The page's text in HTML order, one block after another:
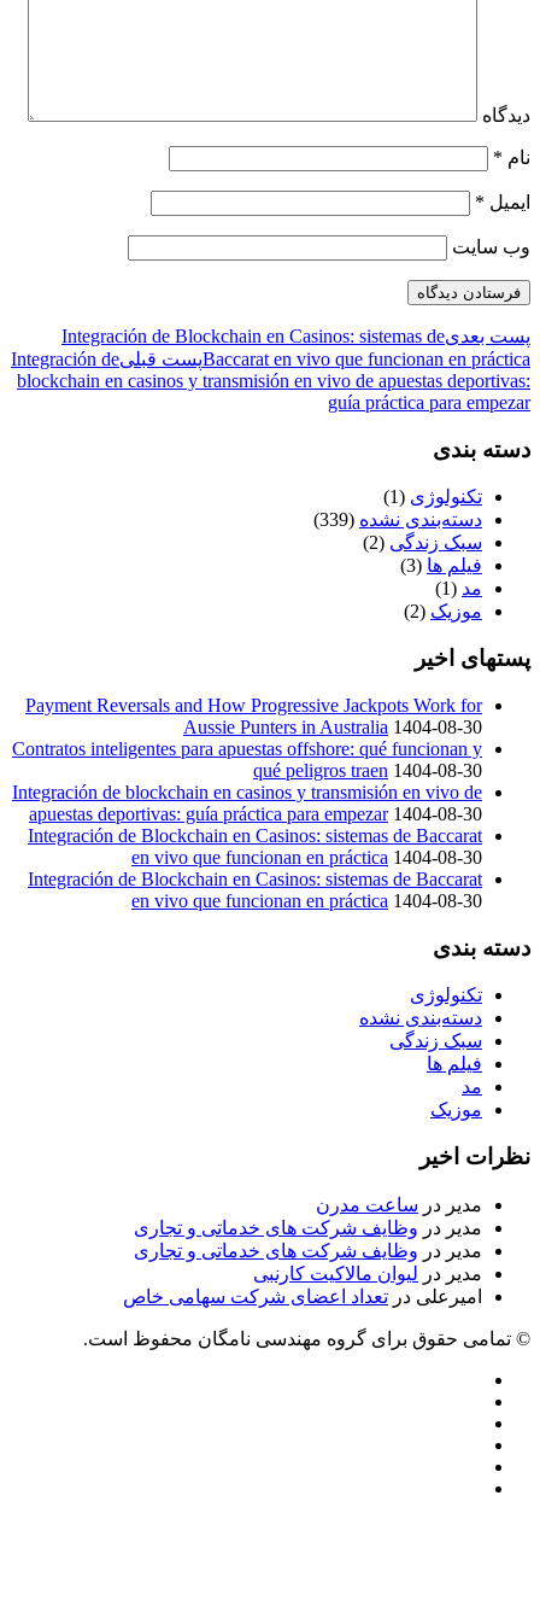
دیدگاه
نام *
ایمیل *
وب‌ سایت
پست بعدیIntegración de Blockchain en Casinos: sistemas de
Baccarat en vivo que funcionan en prácticaپست قبلیIntegración de
blockchain en casinos y transmisión en vivo de apuestas deportivas:
guía práctica para empezar
دسته بندی
تکنولوژی (1)
دسته‌بندی نشده (339)
سبک زندگی (2)
فیلم ها (3)
مد (1)
موزیک (2)
پستهای اخیر
Payment Reversals and How Progressive Jackpots Work for
Aussie Punters in Australia 1404-08-30
Contratos inteligentes para apuestas offshore: qué funcionan y
qué peligros traen 1404-08-30
Integración de blockchain en casinos y transmisión en vivo de
apuestas deportivas: guía práctica para empezar 1404-08-30
Integración de Blockchain en Casinos: sistemas de Baccarat
en vivo que funcionan en práctica 1404-08-30
Integración de Blockchain en Casinos: sistemas de Baccarat
en vivo que funcionan en práctica 1404-08-30
دسته بندی
تکنولوژی
دسته‌بندی نشده
سبک زندگی
فیلم ها
مد
موزیک
نظرات اخیر
مدیر در ساعت مدرن
مدیر در وظایف شرکت های خدماتی و تجاری
مدیر در وظایف شرکت های خدماتی و تجاری
مدیر در لیوان مالاکیت کارنبی
امیرعلی در تعداد اعضای شرکت سهامی خاص
© تمامی حقوق برای گروه مهندسی نامگان محفوظ است.